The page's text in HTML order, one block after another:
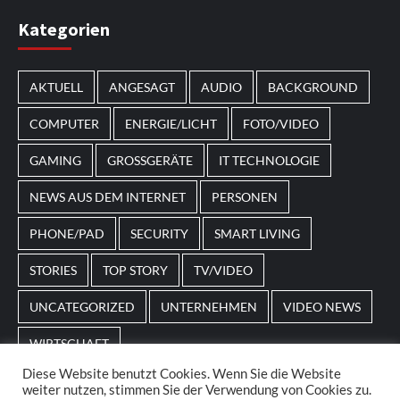
Im Laufe des Jahres erscheinen thematische
Spielautomaten mit passenden Designs. Im Bereich
vonMagneticslotskönnen solche saisonalen Slots
beispielsweise an Feiertage oder besondere Events
angepasst sein.
Kategorien
AKTUELL ANGESAGT AUDIO BACKGROUND
COMPUTER ENERGIE/LICHT FOTO/VIDEO
GAMING GROSSGERÄTE IT TECHNOLOGIE
NEWS AUS DEM INTERNET PERSONEN
PHONE/PAD SECURITY SMART LIVING
STORIES TOP STORY TV/VIDEO
UNCATEGORIZED UNTERNEHMEN VIDEO NEWS
WIRTSCHAFT
Diese Website benutzt Cookies. Wenn Sie die Website
weiter nutzen, stimmen Sie der Verwendung von Cookies zu.